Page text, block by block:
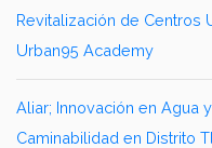
Revitalización de Centros
Urban95 Academy
Aliar; Innovación en Agua
Caminabilidad en Distrito